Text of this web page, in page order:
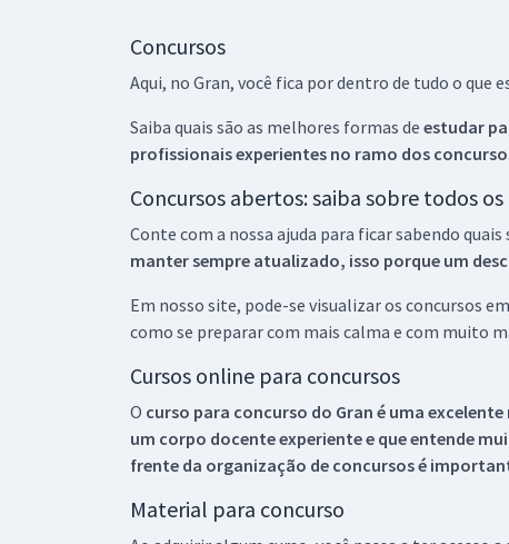
Concursos
Aqui, no Gran, você fica por dentro de tudo o que
Saiba quais são as melhores formas de estudar
profissionais experientes no ramo dos
Concursos abertos: saiba sobre todos
Conte com a nossa ajuda para ficar sabendo quais
manter sempre atualizado, isso porque um
Em nosso site, pode-se visualizar os concursos
como se preparar com mais calma e com muito
Cursos online para concursos
O curso para concurso do Gran é uma
um corpo docente experiente e que entende
frente da organização de concursos é
Material para concurso